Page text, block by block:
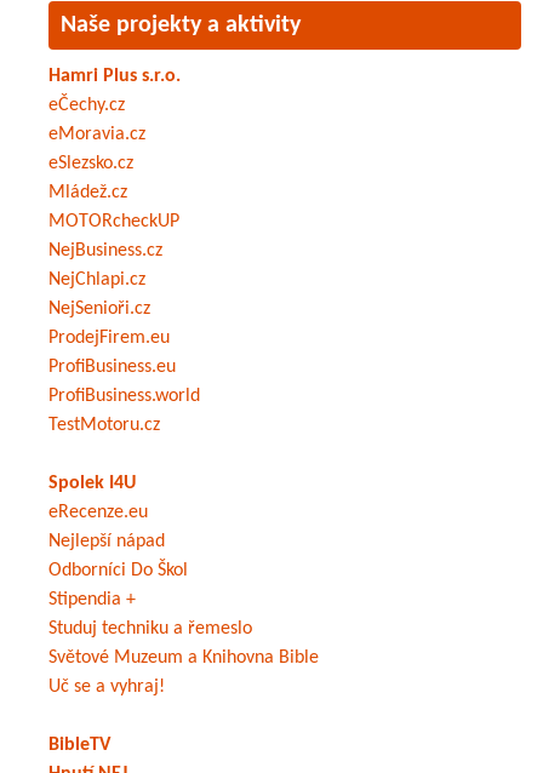
Naše projekty a aktivity
Hamri Plus s.r.o.
eČechy.cz
eMoravia.cz
eSlezsko.cz
Mládež.cz
MOTORcheckUP
NejBusiness.cz
NejChlapi.cz
NejSenioři.cz
ProdejFirem.eu
ProfiBusiness.eu
ProfiBusiness.world
TestMotoru.cz
Spolek I4U
eRecenze.eu
Nejlepší nápad
Odborníci Do Škol
Stipendia +
Studuj techniku a řemeslo
Světové Muzeum a Knihovna Bible
Uč se a vyhraj!
BibleTV